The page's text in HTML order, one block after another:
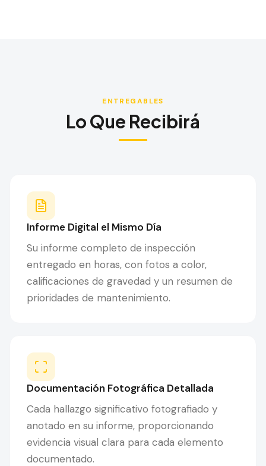
ENTREGABLES
Lo Que Recibirá
Informe Digital el Mismo Día
Su informe completo de inspección
entregado en horas, con fotos a color,
calificaciones de gravedad y un resumen de
prioridades de mantenimiento.
Documentación Fotográfica Detallada
Cada hallazgo significativo fotografiado y
anotado en su informe, proporcionando
evidencia visual clara para cada elemento
documentado.